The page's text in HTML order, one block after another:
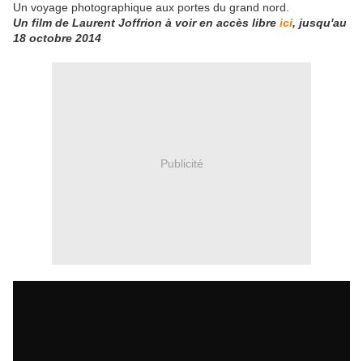
Un voyage photographique aux portes du grand nord.
Un film de Laurent Joffrion à voir en accès libre ici, jusqu'au
18 octobre 2014
Publicité